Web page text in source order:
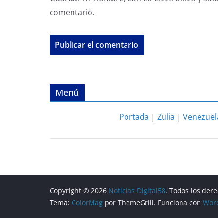
comentario.
Menú
Portada | Zulia |
Copyright © 2026 Noticias Digital58. Todos los
Tema: ColorMag por ThemeGrill. Funciona con